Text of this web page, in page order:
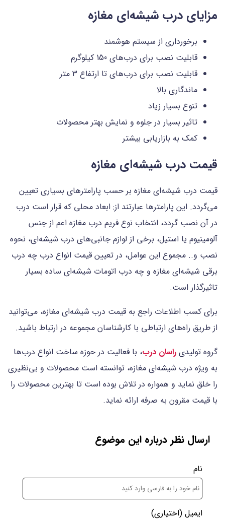
مزایای درب شیشه‌ای مغازه
برخورداری از سیستم هوشمند
قابلیت نصب برای درب‌های 150 کیلوگرم
قابلیت نصب برای درب‌های تا ارتفاع 3 متر
ماندگاری بالا
تنوع بسیار زیاد
تاثیر بسیار در جلوه و نمایش بهتر محصولات
کمک به بازاریابی بیشتر
قیمت درب شیشه‌ای مغازه
قیمت درب شیشه‌ای مغازه بر حسب پارامترهای بسیاری تعیین
می‌گردد. این پارامترها عبارتند از: ابعاد محلی که قرار است درب
در آن نصب گردد، انتخاب نوع فریم درب مغازه اعم از جنس
آلومینیوم یا استیل، برخی از لوازم جانبی‌های درب شیشه‌ای، نحوه
نصب و.. مجموع این عوامل، در تعیین قیمت انواع درب چه درب
برقی شیشه‌ای مغازه و چه درب اتومات شیشه‌ای ساده بسیار
تاثیرگذار است.
برای کسب اطلاعات راجع به قیمت درب شیشه‌ای مغازه، می‌توانید
از طریق راه‌های ارتباطی با کارشناسان مجموعه در ارتباط باشید.
گروه تولیدی راسان درب، با فعالیت در حوزه ساخت انواع درب‌ها
به ویژه درب شیشه‌ای مغازه، توانسته است محصولات و بی‌نظیری
را خلق نماید و همواره در تلاش بوده است تا بهترین محصولات را
با قیمت مقرون به صرفه ارائه نماید.
ارسال نظر درباره این موضوع
نام
ایمیل (اختیاری)